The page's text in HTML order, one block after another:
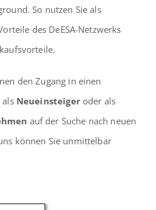
So nutzen Sie als
des DeESA-Netzwerks
den Zugang in einen
als Neueinsteigeroder als
auf der Suche nach neuen
können Sie unmittelbar